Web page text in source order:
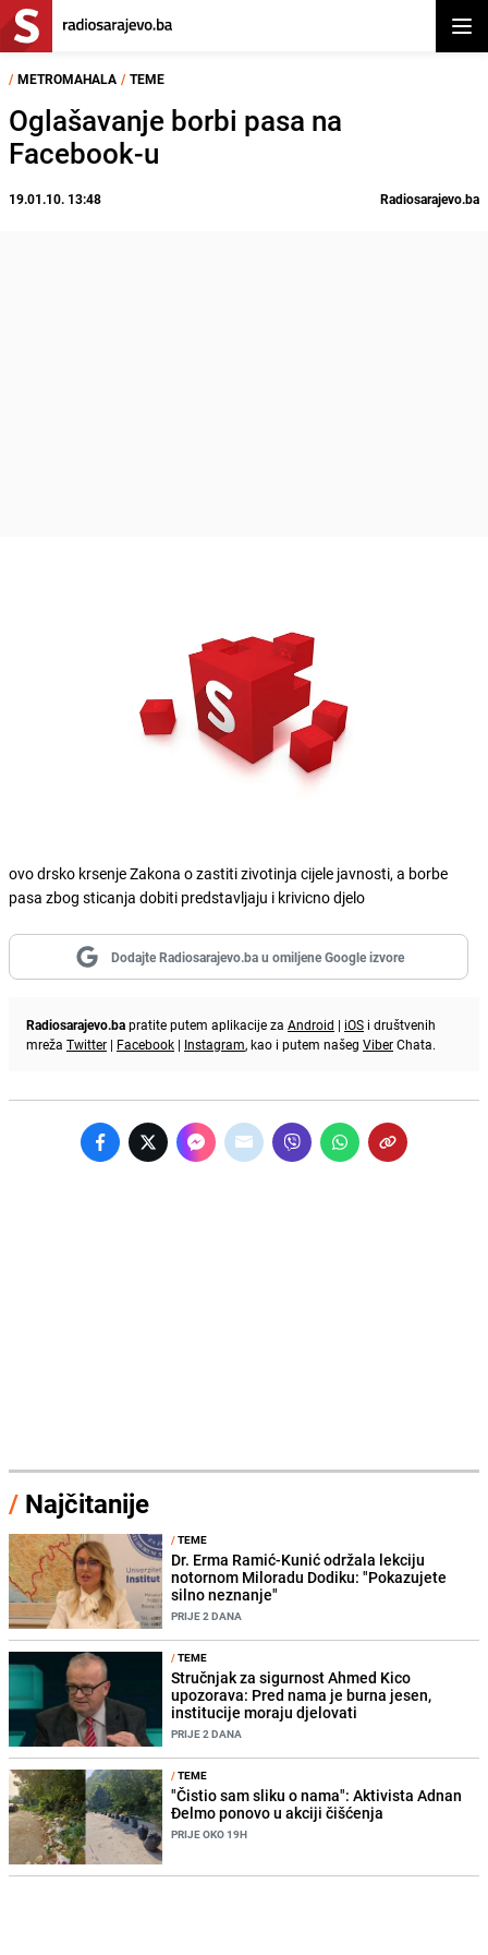
/ METROMAHALA / TEME
Oglašavanje borbi pasa na
Facebook-u
19.01.10. 13:48 Radiosarajevo.ba
ovo drsko krsenje Zakona o zastiti zivotinja cijele javnosti, a borbe
pasa zbog sticanja dobiti predstavljaju i krivicno djelo
Dodajte Radiosarajevo.ba u omiljene Google izvore
Radiosarajevo.bapratite putem aplikacije za Android | iOS i društvenih
mreža Twitter | Facebook | Instagram, kao i putem našeg ViberChata.
/ Najčitanije
/TEME
Dr. Erma Ramić-Kunić održala lekciju
notornom Miloradu Dodiku: "Pokazujete
silno neznanje"
PRIJE 2 DANA
/TEME
Stručnjak za sigurnost Ahmed Kico
upozorava: Pred nama je burna jesen,
institucije moraju djelovati
PRIJE 2 DANA
/TEME
"Čistio sam sliku o nama": Aktivista Adnan
Đelmo ponovo u akciji čišćenja
PRIJE OKO 19H